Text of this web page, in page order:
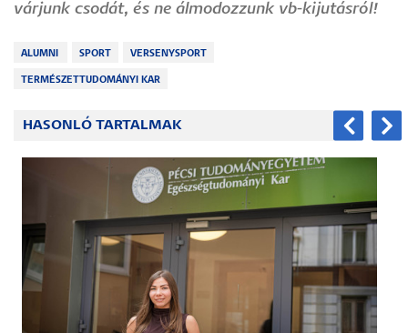
várjunk csodát, és ne álmodozzunk vb-kijutásról!
ALUMNI SPORT VERSENYSPORT
TERMÉSZETTUDOMÁNYI KAR
HASONLÓ TARTALMAK